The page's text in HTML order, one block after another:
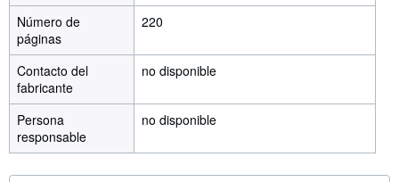
Número de
páginas
220
Contacto del
fabricante
no disponible
Persona
responsable
no disponible